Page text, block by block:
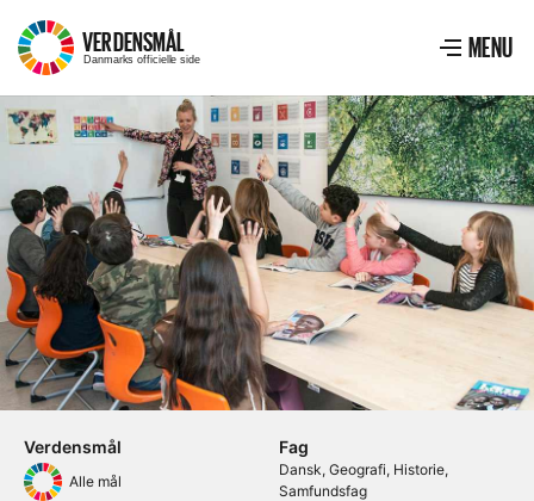
VERDENSMÅL
–
Danmarks officielle side VIS
MENU
Menu
Verdensmål
Alle mål
Fag
Dansk Geografi Historie
Samfundsfag